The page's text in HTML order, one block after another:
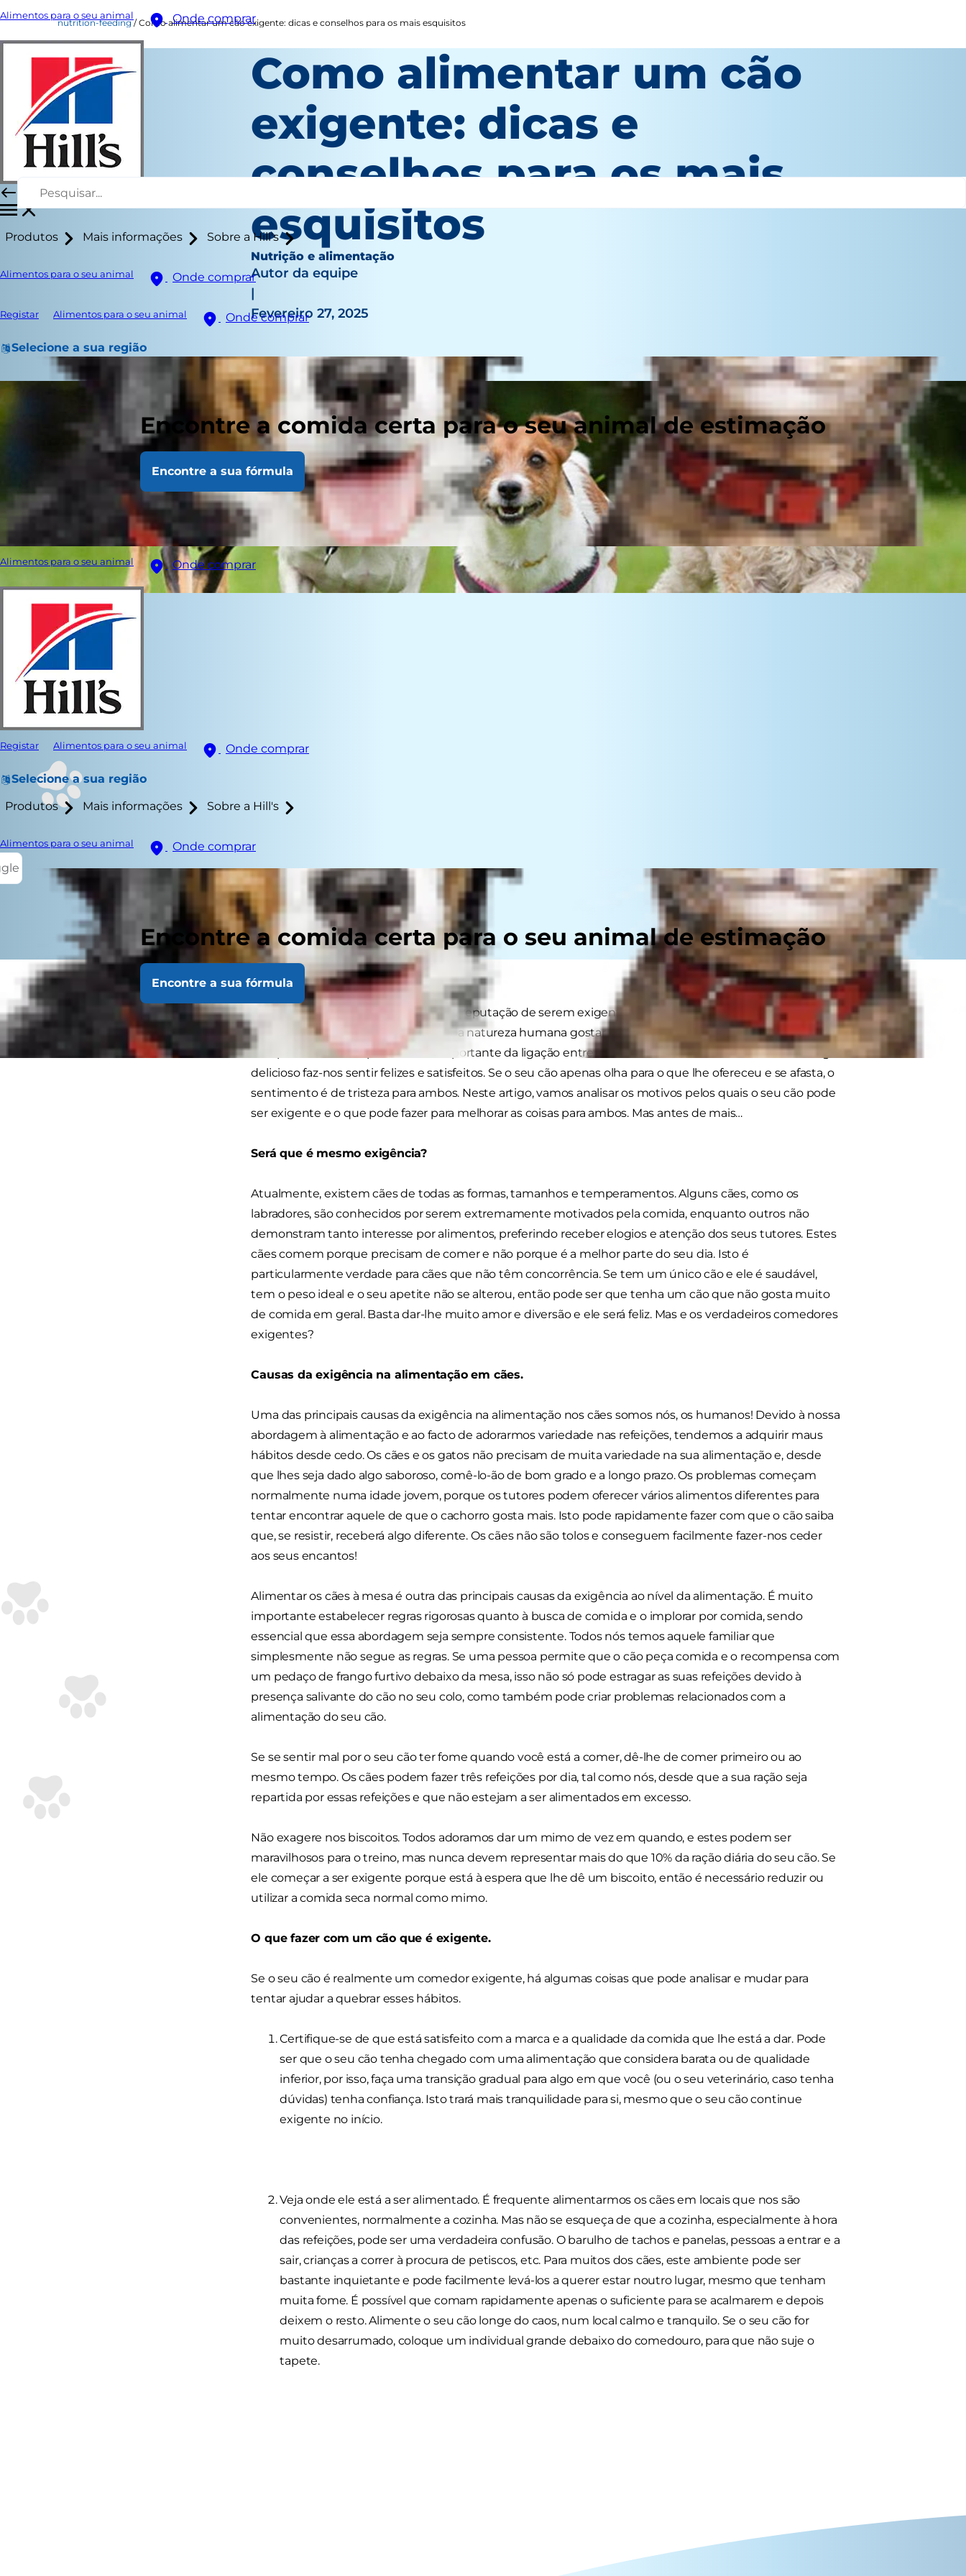
Alimentos para o seu animal Onde comprar
Produtos Mais informações Sobre a Hill's
Alimentos para o seu animal Onde comprar
Registar Alimentos para o seu animal Onde comprar
Selecione a sua região
Encontre a comida certa para o seu animal de estimação
Encontre a sua fórmula
Alimentos para o seu animal Onde comprar
Registar Alimentos para o seu animal Onde comprar
Selecione a sua região
Produtos Mais informações Sobre a Hill's
Alimentos para o seu animal
Onde comprar
Encontre a comida certa para o seu animal de estimação
Encontre a sua fórmula
nutrition-feeding Como alimentar um cão exigente: dicas e conselhos para os mais esquisitos
Como alimentar um cão
exigente: dicas e
conselhos para os mais
esquisitos
Nutrição e alimentação
Autor da equipe
|
Fevereiro 27, 2025
Muitas vezes, são os gatos que têm a reputação de serem exigentes a comer, mas os cães também
podem esquisitos com a comida. É da natureza humana gostar de alimentar os nossos animais de
companhia e é uma parte muito importante da ligação entre humanos e animais. Ver o cão a comer algo
delicioso faz-nos sentir felizes e satisfeitos. Se o seu cão apenas olha para o que lhe ofereceu e se afasta, o
sentimento é de tristeza para ambos. Neste artigo, vamos analisar os motivos pelos quais o seu cão pode
ser exigente e o que pode fazer para melhorar as coisas para ambos. Mas antes de mais…
Será que é mesmo exigência?
Atualmente, existem cães de todas as formas, tamanhos e temperamentos. Alguns cães, como os
labradores, são conhecidos por serem extremamente motivados pela comida, enquanto outros não
demonstram tanto interesse por alimentos, preferindo receber elogios e atenção dos seus tutores. Estes
cães comem porque precisam de comer e não porque é a melhor parte do seu dia. Isto é
particularmente verdade para cães que não têm concorrência. Se tem um único cão e ele é saudável,
tem o peso ideal e o seu apetite não se alterou, então pode ser que tenha um cão que não gosta muito
de comida em geral. Basta dar-lhe muito amor e diversão e ele será feliz. Mas e os verdadeiros comedores
exigentes?
Causas da exigência na alimentação em cães.
Uma das principais causas da exigência na alimentação nos cães somos nós, os humanos! Devido à nossa
abordagem à alimentação e ao facto de adorarmos variedade nas refeições, tendemos a adquirir maus
hábitos desde cedo. Os cães e os gatos não precisam de muita variedade na sua alimentação e, desde
que lhes seja dado algo saboroso, comê-lo-ão de bom grado e a longo prazo. Os problemas começam
normalmente numa idade jovem, porque os tutores podem oferecer vários alimentos diferentes para
tentar encontrar aquele de que o cachorro gosta mais. Isto pode rapidamente fazer com que o cão saiba
que, se resistir, receberá algo diferente. Os cães não são tolos e conseguem facilmente fazer-nos ceder
aos seus encantos!
Alimentar os cães à mesa é outra das principais causas da exigência ao nível da alimentação. É muito
importante estabelecer regras rigorosas quanto à busca de comida e o implorar por comida, sendo
essencial que essa abordagem seja sempre consistente. Todos nós temos aquele familiar que
simplesmente não segue as regras. Se uma pessoa permite que o cão peça comida e o recompensa com
um pedaço de frango furtivo debaixo da mesa, isso não só pode estragar as suas refeições devido à
presença salivante do cão no seu colo, como também pode criar problemas relacionados com a
alimentação do seu cão.
Se se sentir mal por o seu cão ter fome quando você está a comer, dê-lhe de comer primeiro ou ao
mesmo tempo. Os cães podem fazer três refeições por dia, tal como nós, desde que a sua ração seja
repartida por essas refeições e que não estejam a ser alimentados em excesso.
Não exagere nos biscoitos. Todos adoramos dar um mimo de vez em quando, e estes podem ser
maravilhosos para o treino, mas nunca devem representar mais do que 10% da ração diária do seu cão. Se
ele começar a ser exigente porque está à espera que lhe dê um biscoito, então é necessário reduzir ou
utilizar a comida seca normal como mimo.
O que fazer com um cão que é exigente.
Se o seu cão é realmente um comedor exigente, há algumas coisas que pode analisar e mudar para
tentar ajudar a quebrar esses hábitos.
Certifique-se de que está satisfeito com a marca e a qualidade da comida que lhe está a dar. Pode
ser que o seu cão tenha chegado com uma alimentação que considera barata ou de qualidade
inferior, por isso, faça uma transição gradual para algo em que você (ou o seu veterinário, caso tenha
dúvidas) tenha confiança. Isto trará mais tranquilidade para si, mesmo que o seu cão continue
exigente no início.
Veja onde ele está a ser alimentado. É frequente alimentarmos os cães em locais que nos são
convenientes, normalmente a cozinha. Mas não se esqueça de que a cozinha, especialmente à hora
das refeições, pode ser uma verdadeira confusão. O barulho de tachos e panelas, pessoas a entrar e a
sair, crianças a correr à procura de petiscos, etc. Para muitos dos cães, este ambiente pode ser
bastante inquietante e pode facilmente levá-los a querer estar noutro lugar, mesmo que tenham
muita fome. É possível que comam rapidamente apenas o suficiente para se acalmarem e depois
deixem o resto. Alimente o seu cão longe do caos, num local calmo e tranquilo. Se o seu cão for
muito desarrumado, coloque um individual grande debaixo do comedouro, para que não suje o
tapete.